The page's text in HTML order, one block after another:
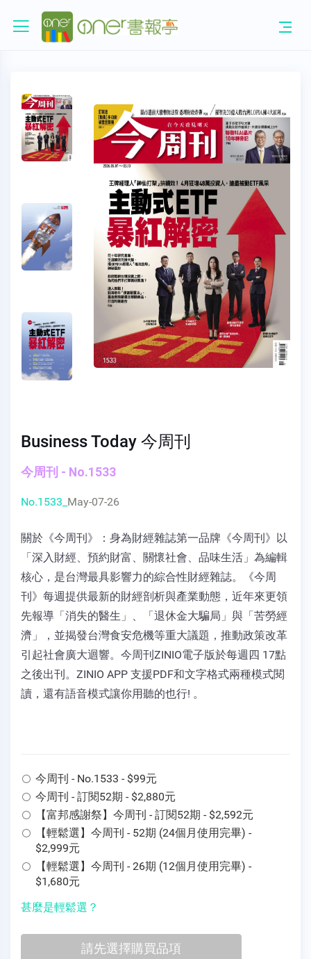
Business Today 今周刊
今周刊 - No.1533
No.1533_ May-07-26
關於《今周刊》：身為財經雜誌第一品牌《今周刊》以
「深入財經、預約財富、關懷社會、品味生活」為編輯
核心，是台灣最具影響力的綜合性財經雜誌。《今周
刊》每週提供最新的財經剖析與產業動態，近年來更領
先報導「消失的醫生」、「退休金大騙局」與「苦勞經
濟」，並揭發台灣食安危機等重大議題，推動政策改革
引起社會廣大迴響。今周刊ZINIO電子版於每週四 17點
之後出刊。ZINIO APP 支援PDF和文字格式兩種模式閱
讀，還有語音模式讓你用聽的也行! 。
今周刊 - No.1533 - $99元
今周刊 - 訂閱52期 - $2,880元
【富邦感謝祭】今周刊 - 訂閱52期 - $2,592元
【輕鬆選】今周刊 - 52期 (24個月使用完畢) -
$2,999元
【輕鬆選】今周刊 - 26期 (12個月使用完畢) -
$1,680元
甚麼是輕鬆選？